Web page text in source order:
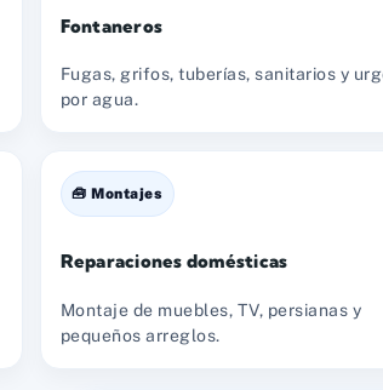
Fontaneros
Fugas, grifos, tuberías, sanitarios y
por agua.
🧰 Montajes
Reparaciones domésticas
Montaje de muebles, TV, persianas y
pequeños arreglos.